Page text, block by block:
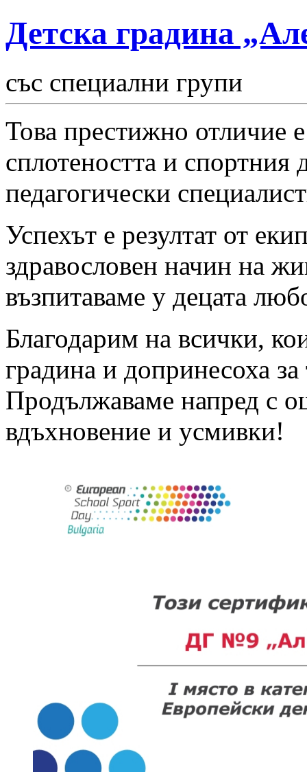
Детска градина
със специални групи
Това престижно отличие
сплотеността и
педагогически
Успехът е резултат от
здравословен начин на
възпитаваме у децата
Благодарим на всички,
градина и допринесоха за
Продължаваме напред с
вдъхновение и усмивки!